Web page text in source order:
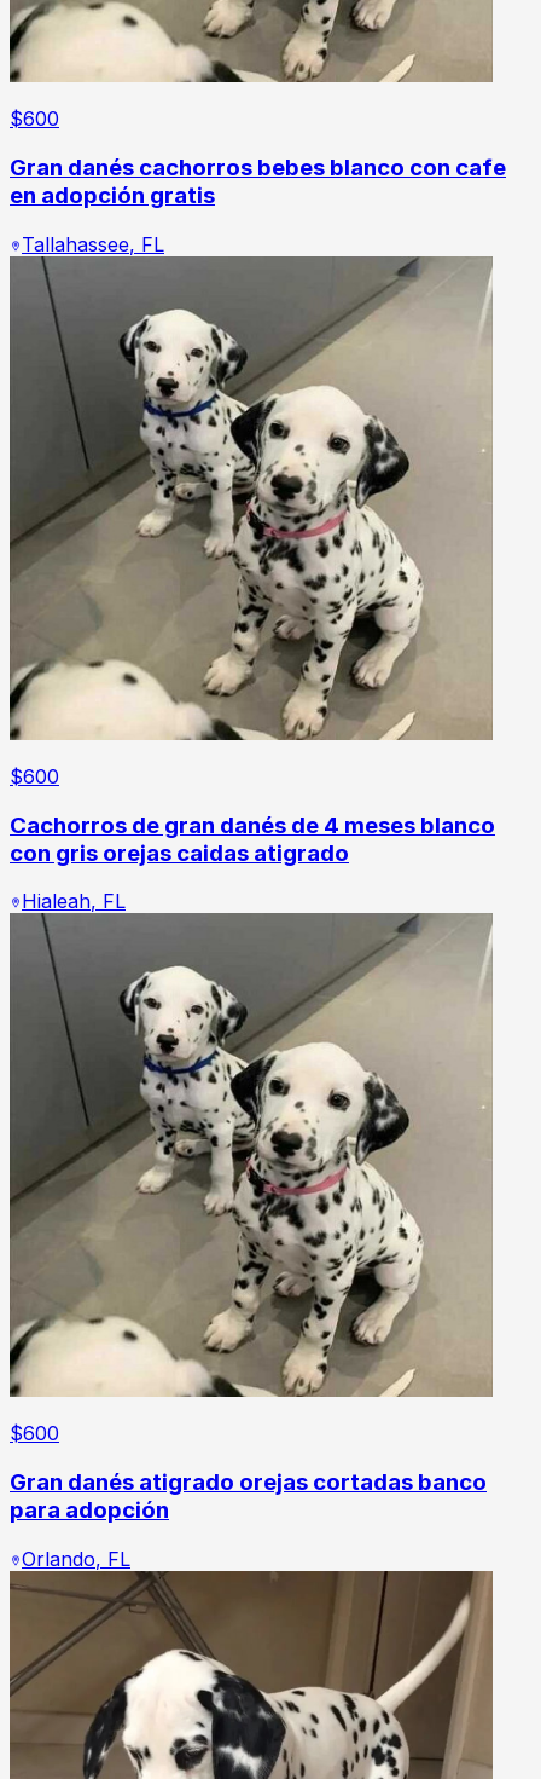
$600
Gran danés cachorros bebes blanco con cafe
en adopción gratis
Tallahassee, FL
$600
Cachorros de gran danés de 4 meses blanco
con gris orejas caidas atigrado
Hialeah, FL
$600
Gran danés atigrado orejas cortadas banco
para adopción
Orlando, FL